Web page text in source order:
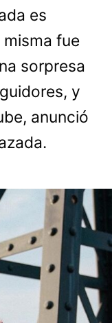
es
fue
sorpresa
y
anunció